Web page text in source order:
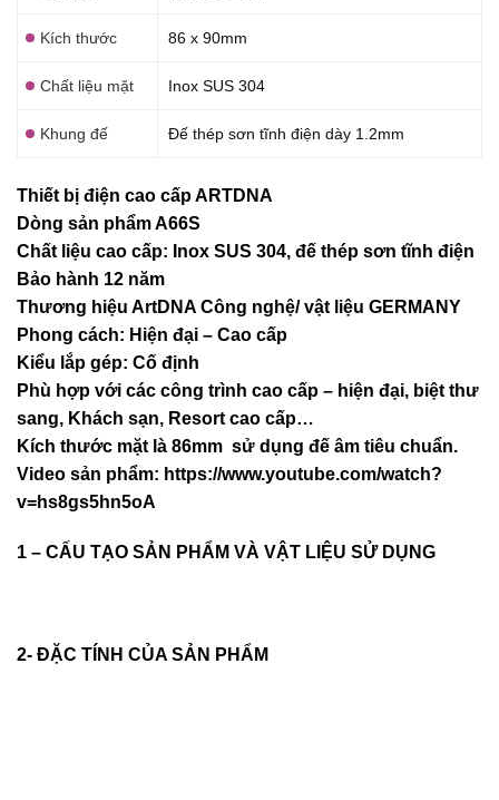
Kích thước 86 x 90mm
Chất liệu mặt Inox SUS 304
Khung đế Đế thép sơn tĩnh điện dày 1.2mm
Thiết bị điện cao cấp ARTDNA
Dòng sản phẩm A66S
Chất liệu cao cấp: Inox SUS 304, đế thép sơn tĩnh điện
Bảo hành 12 năm
Thương hiệu ArtDNA Công nghệ/ vật liệu GERMANY
Phong cách: Hiện đại – Cao cấp
Kiểu lắp gép: Cố định
Phù hợp với các công trình cao cấp – hiện đại, biệt thư
sang, Khách sạn, Resort cao cấp…
Kích thước mặt là 86mm sử dụng đế âm tiêu chuẩn.
Video sản phẩm: https://www.youtube.com/watch?
v=hs8gs5hn5oA
1 – CẤU TẠO SẢN PHẨM VÀ VẬT LIỆU SỬ DỤNG
2- ĐẶC TÍNH CỦA SẢN PHẨM